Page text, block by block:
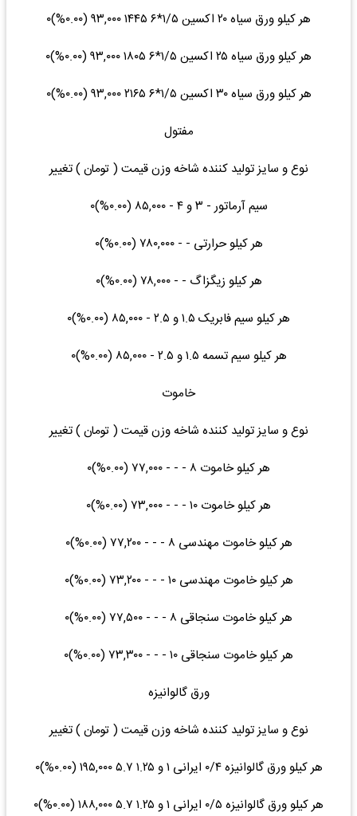
هر کیلو ورق سیاه ۲۰ اکسین ۱/۵*۶ ۱۴۴۵ ۹۳,۰۰۰ (۰.۰۰%)۰
هر کیلو ورق سیاه ۲۵ اکسین ۱/۵*۶ ۱۸۰۵ ۹۳,۰۰۰ (۰.۰۰%)۰
هر کیلو ورق سیاه ۳۰ اکسین ۱/۵*۶ ۲۱۶۵ ۹۳,۰۰۰ (۰.۰۰%)۰
مفتول
نوع و سایز تولید کننده شاخه وزن قیمت ( تومان ) تغییر
سیم آرماتور - ۳ و ۴ - ۸۵,۰۰۰ (۰.۰۰%)۰
هر کیلو حرارتی - - ۷۸۰,۰۰۰ (۰.۰۰%)۰
هر کیلو زیگزاگ - - ۷۸,۰۰۰ (۰.۰۰%)۰
هر کیلو سیم فابریک ۱.۵ و ۲.۵ - ۸۵,۰۰۰ (۰.۰۰%)۰
هر کیلو سیم تسمه ۱.۵ و ۲.۵ - ۸۵,۰۰۰ (۰.۰۰%)۰
خاموت
نوع و سایز تولید کننده شاخه وزن قیمت ( تومان ) تغییر
هر کیلو خاموت ۸ - - - ۷۷,۰۰۰ (۰.۰۰%)۰
هر کیلو خاموت ۱۰ - - - ۷۳,۰۰۰ (۰.۰۰%)۰
هر کیلو خاموت مهندسی ۸ - - - ۷۷,۲۰۰ (۰.۰۰%)۰
هر کیلو خاموت مهندسی ۱۰ - - - ۷۳,۲۰۰ (۰.۰۰%)۰
هر کیلو خاموت سنجاقی ۸ - - - ۷۷,۵۰۰ (۰.۰۰%)۰
هر کیلو خاموت سنجاقی ۱۰ - - - ۷۳,۳۰۰ (۰.۰۰%)۰
ورق گالوانیزه
نوع و سایز تولید کننده شاخه وزن قیمت ( تومان ) تغییر
هر کیلو ورق گالوانیزه ۰/۴ ایرانی ۱ و ۱.۲۵ ۵.۷ ۱۹۵,۰۰۰ (۰.۰۰%)۰
هر کیلو ورق گالوانیزه ۰/۵ ایرانی ۱ و ۱.۲۵ ۵.۷ ۱۸۸,۰۰۰ (۰.۰۰%)۰